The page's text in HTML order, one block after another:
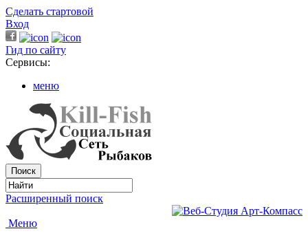
Сделать стартовой
Вход
Гид по сайту
Сервисы:
меню
Расширенный поиск
Меню